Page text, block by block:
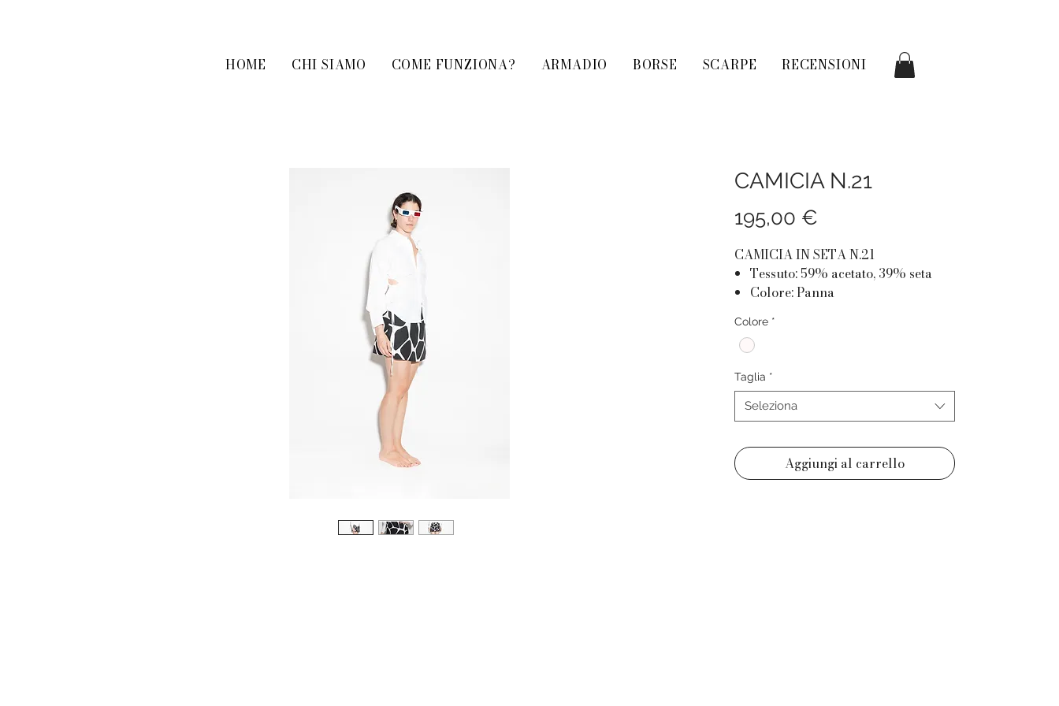
HOME CHI SIAMO COME FUNZIONA? ARMADIO BORSE SCARPE RECENSIONI
CAMICIA N.21
195,00 €
CAMICIA IN SETA N.21
Tessuto: 59% acetato, 39% seta
Colore: Panna
chiuso con lacci in seta
Bottoncini ricoperti sul davanti
Taglia 40
Made in Romania
Colore *
Taglia *
Seleziona
Aggiungi al carrello